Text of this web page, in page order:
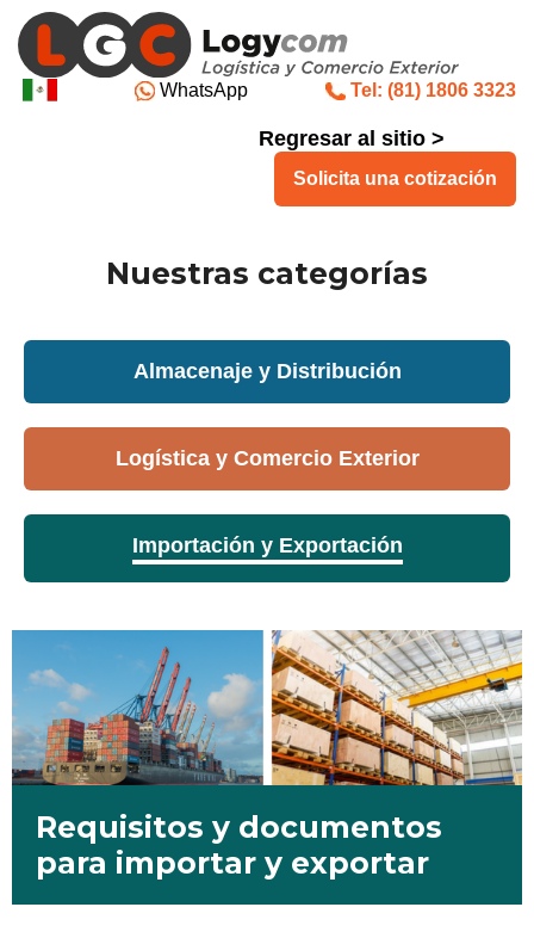
WhatsApp Tel: (81) 1806 3323
Regresar al sitio >
Solicita una cotización
Nuestras categorías
Almacenaje y Distribución
Logística y Comercio Exterior
Importación y Exportación
Requisitos y documentos
para importar y exportar